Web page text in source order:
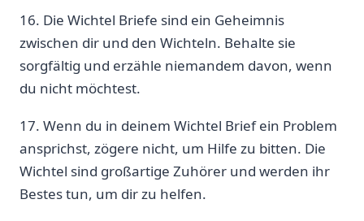
16. Die Wichtel Briefe sind ein Geheimnis
zwischen dir und den Wichteln. Behalte sie
sorgfältig und erzähle niemandem davon, wenn
du nicht möchtest.
17. Wenn du in deinem Wichtel Brief ein Problem
ansprichst, zögere nicht, um Hilfe zu bitten. Die
Wichtel sind großartige Zuhörer und werden ihr
Bestes tun, um dir zu helfen.